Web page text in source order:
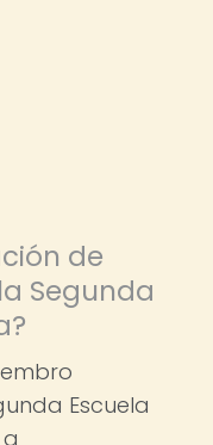
de
Segunda
Escuela